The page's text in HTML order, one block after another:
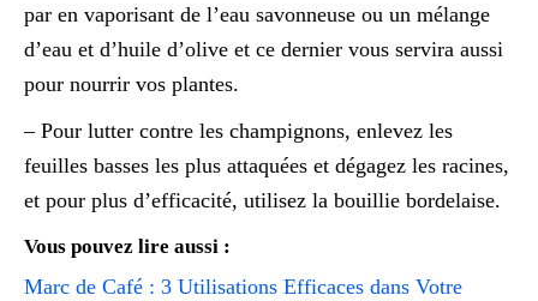
par en vaporisant de l’eau savonneuse ou un mélange
d’eau et d’huile d’olive et ce dernier vous servira aussi
pour nourrir vos plantes.
– Pour lutter contre les champignons, enlevez les
feuilles basses les plus attaquées et dégagez les racines,
et pour plus d’efficacité, utilisez la bouillie bordelaise.
Vous pouvez lire aussi :
Marc de Café : 3 Utilisations Efficaces dans Votre